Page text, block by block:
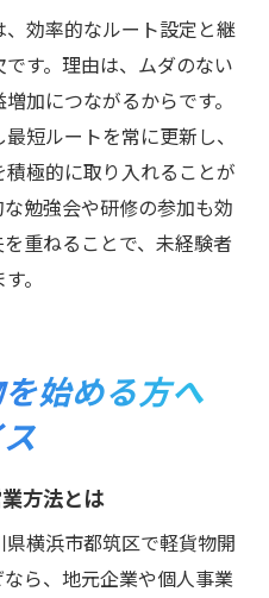
効率的なルート設定と継
す。理由は、ムダのない
加につながるからです。
短ルートを常に更新し、
極的に取り入れることが
勉強会や研修の参加も効
重ねることで、未経験者
。
始める方へ
方法とは
横浜市都筑区で軽貨物開
ら、地元企業や個人事業